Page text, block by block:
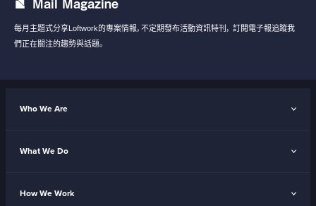
每月主題式分享Loftwork的專案情報，不定期發布活動資訊特刊， 訂閱電子報追蹤我
們正在關注的趨勢與話題。
Who We Are
What We Do
How We Work